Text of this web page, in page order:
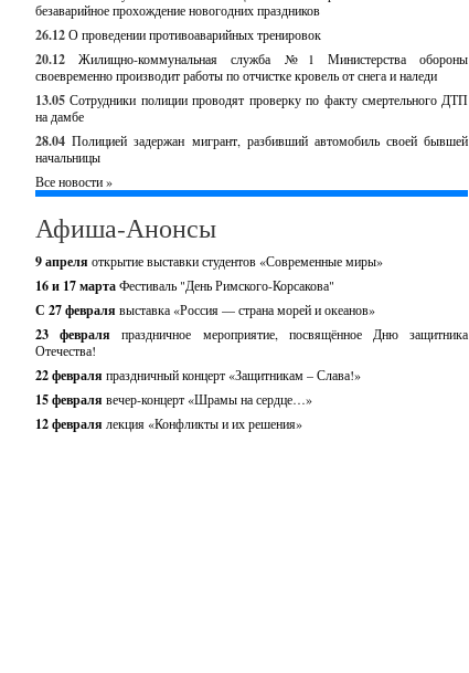
безаварийное прохождение новогодних праздников
26.12О проведении противоаварийных тренировок
20.12
Жилищно-коммунальная служба №1 Министерства обороны
своевременно производит работы по отчистке кровель от снега и наледи
13.05 Сотрудники полиции проводят проверку по факту смертельного ДТП
на дамбе
28.04 Полицией задержан мигрант, разбивший автомобиль своей бывшей
начальницы
Все новости »
Афиша-Анонсы
9 апреля открытие выставки студентов «Современные миры»
16 и 17 мартаФестиваль "День Римского-Корсакова"
С 27 февраля выставка «Россия — страна морей и океанов»
23 февраляпраздничное мероприятие, посвящённое Дню защитника
Отечества!
22 февраля праздничный концерт «Защитникам – Слава!»
15 февраля вечер-концерт «Шрамы на сердце…»
12 февраля лекция «Конфликты и их решения»